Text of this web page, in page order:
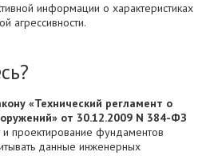
информации о характеристиках
агрессивности.
«Технический регламент о
от 30.12.2009 N 384-ФЗ
и проектирование фундаментов
данные инженерных